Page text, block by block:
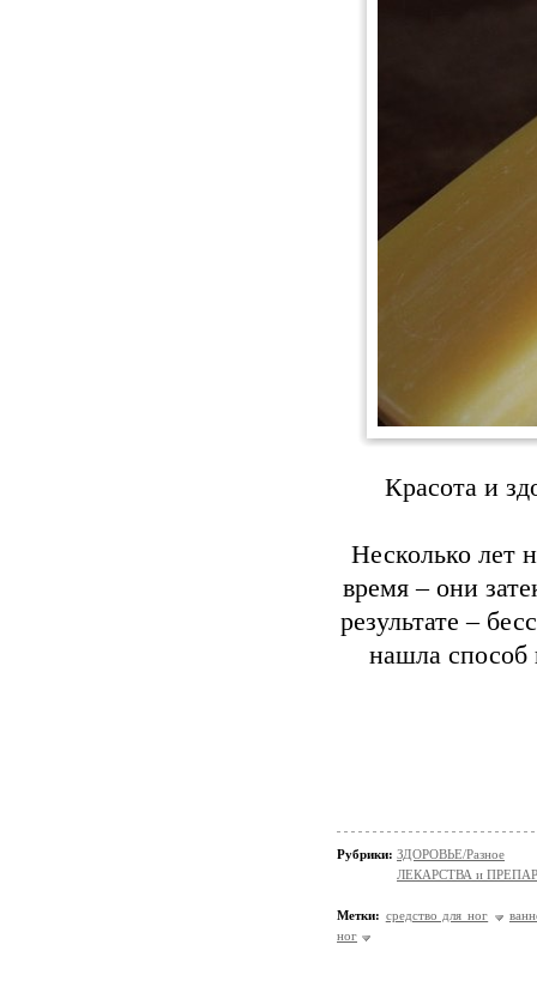
Красота и
Несколько лет
время – они
результате –
нашла способ
Рубрики: ЗДОРОВЬЕ/Разное
ЛЕКАРСТВА и
Метки: средство для ног
ног